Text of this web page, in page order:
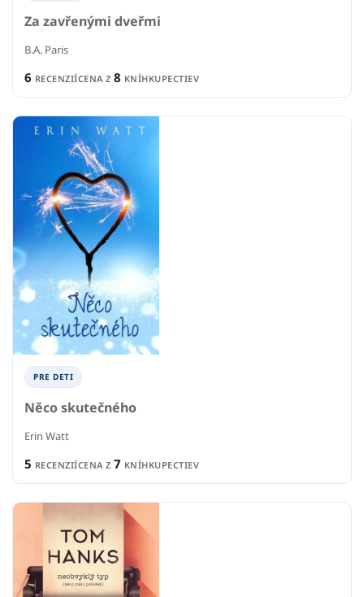
Za zavřenými dveřmi
B.A. Paris
6 RECENZIÍCENA Z 8 KNÍHKUPECTIEV
PRE DETI
Něco skutečného
Erin Watt
5 RECENZIÍCENA Z 7 KNÍHKUPECTIEV